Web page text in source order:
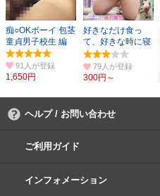
痴○OKボーイ 包茎
童貞男子校生 編
91人
1,650円
好きなだけ食っ
て、好きな時に寝
るってお前は豚
か！！
79人
300円～
ヘルプ / お問い合わせ
よくあるご質問
ご利用環境
お支払い方法
パスワードの再設定
サポートセンター
ご利用ガイド
初めての方へ
会員登録の手順
作品購入の手順
動画再生の手順
検索のヒント
DUGA Player
インフォメーション